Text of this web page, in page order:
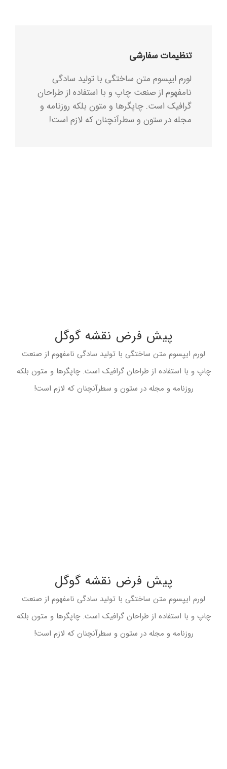
تنظیمات سفارشی
لورم ایپسوم متن ساختگی با تولید سادگی
نامفهوم از صنعت چاپ و با استفاده از طراحان
گرافیک است. چاپگرها و متون بلکه روزنامه و
مجله در ستون و سطرآنچنان که لازم است!
پیش فرض نقشه گوگل
لورم ایپسوم متن ساختگی با تولید سادگی نامفهوم از صنعت
چاپ و با استفاده از طراحان گرافیک است. چاپگرها و متون بلکه
روزنامه و مجله در ستون و سطرآنچنان که لازم است!
پیش فرض نقشه گوگل
لورم ایپسوم متن ساختگی با تولید سادگی نامفهوم از صنعت
چاپ و با استفاده از طراحان گرافیک است. چاپگرها و متون بلکه
روزنامه و مجله در ستون و سطرآنچنان که لازم است!